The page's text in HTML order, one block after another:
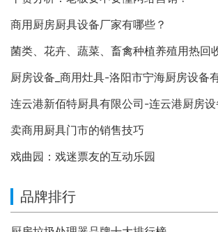
商用厨房厨具设备厂家有哪些？
菌类、花卉、蔬菜、畜禽种植养殖用热回
厨房设备_商用灶具-洛阳市宁海厨房设备
连云港新佰特厨具有限公司-连云港厨房设
卖商用厨具门市的销售技巧
戏曲园：戏迷票友的互动乐园
品牌排行